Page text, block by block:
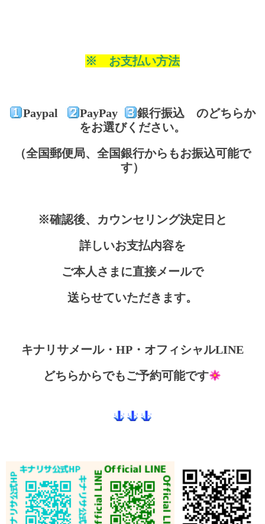
※ お支払い方法
Paypal PayPay
銀行振込 のどちらか
をお選びください。
（全国郵便局、全国銀行からもお振込可能で
す）
※確認後、カウンセリング決定日と
詳しいお支払内容を
ご本人さまに直接メールで
送らせていただきます。
キナリサメール・HP・オフィシャルLINE
どちらからでもご予約可能です